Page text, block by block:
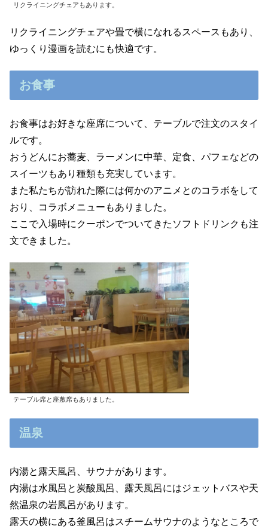
リクライニングチェアもあります。
リクライニングチェアや畳で横になれるスペースもあり、
ゆっくり漫画を読むにも快適です。
お食事
お食事はお好きな座席について、テーブルで注文のスタイ
ルです。
おうどんにお蕎麦、ラーメンに中華、定食、パフェなどの
スイーツもあり種類も充実しています。
また私たちが訪れた際には何かのアニメとのコラボをして
おり、コラボメニューもありました。
ここで入場時にクーポンでついてきたソフトドリンクも注
文できました。
テーブル席と座敷席もありました。
温泉
内湯と露天風呂、サウナがあります。
内湯は水風呂と炭酸風呂、露天風呂にはジェットバスや天
然温泉の岩風呂があります。
露天の横にある釜風呂はスチームサウナのようなところで